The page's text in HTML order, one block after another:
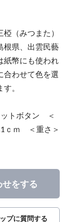
（みつまた）
根県、出雲民藝
紙幣にも使われ
合わせて色を選
。
ットボタン ＜
ｃｍ ＜重さ＞
をする
プに質問する